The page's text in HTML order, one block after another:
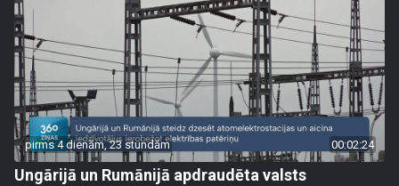
pirms 4 dienām, 23 stundām 00:02:24
Ungārijā un Rumānijā apdraudēta valsts